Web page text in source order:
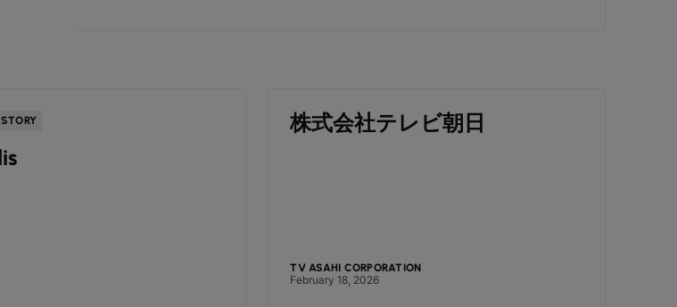
株式会社テレビ朝日
TV ASAHI CORPORATION
February 18, 2026